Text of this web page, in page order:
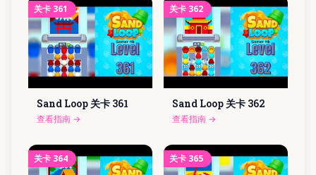
关卡 361
Sand Loop 关卡 361
查看指南 →
关卡 362
Sand Loop 关卡 362
查看指南 →
关卡 364 关卡 365